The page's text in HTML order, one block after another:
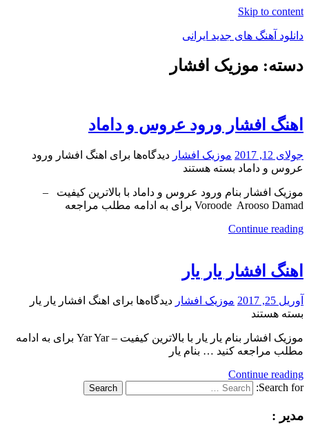
Skip to content
دانلود آهنگ های جدید ایرانی
دانلود
دسته: موزیک افشار
اهنگ افشار ورود عروس و داماد
جولای 12, 2017 موزیک افشار دیدگاه‌ها برای اهنگ افشار ورود
عروس و داماد بسته هستند
موزیک افشار بنام ورود عروس و داماد با بالاترین کیفیت –
Voroode Arooso Damad برای به ادامه مطلب مراجعه
Continue reading
اهنگ افشار یار یار
آوریل 25, 2017 موزیک افشار دیدگاه‌ها برای اهنگ افشار یار یار
بسته هستند
موزیک افشار بنام یار یار با بالاترین کیفیت – Yar Yar برای به ادامه
مطلب مراجعه کنید … بنام یار
Continue reading
Search for:
Search
مدیر :